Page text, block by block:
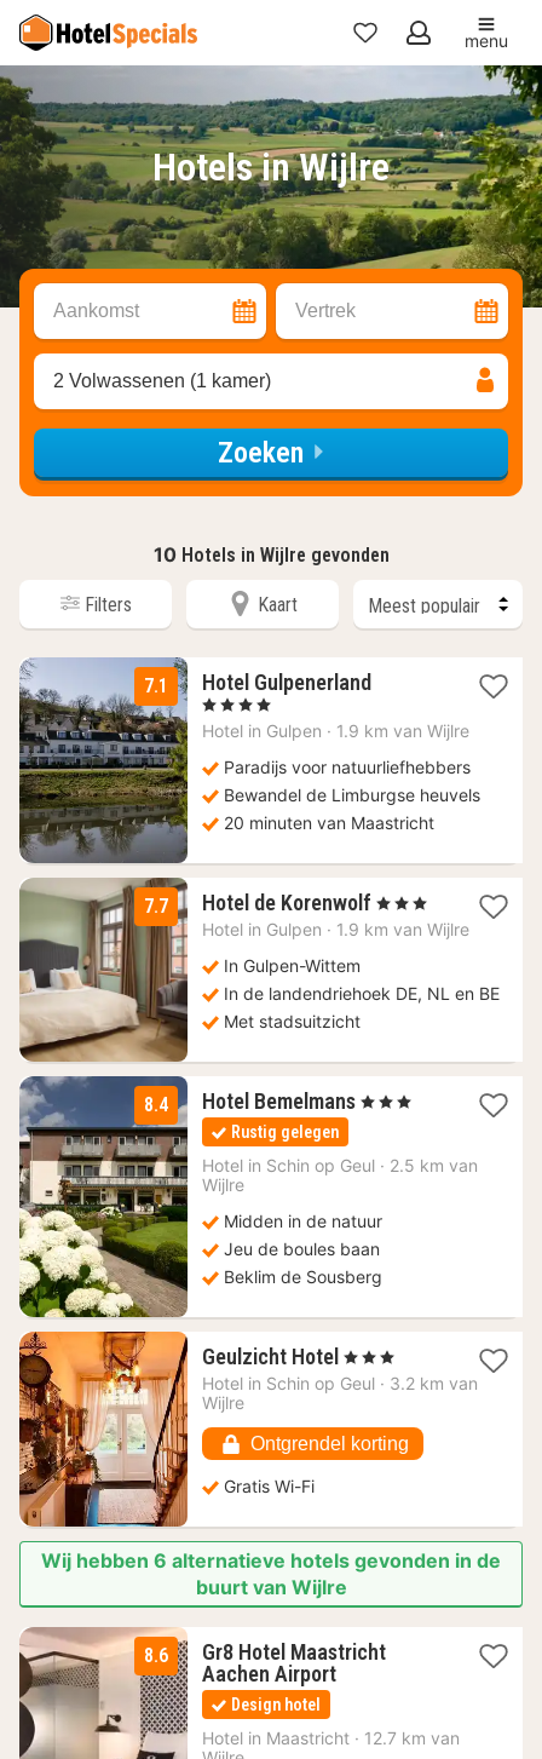
Mijn
favorieten
menu
Hotels in Wijlre
Aankomst Vertrek
2 Volwassenen (1 kamer)
Zoeken
10 Hotels in Wijlre gevonden
Filters Kaart
7.1 Hotel Gulpenerland1
vanaf
€
, 4 Sterren
Hotel in Gulpen · 1.9 km van Wijlre
Paradijs voor natuurliefhebbers
Bewandel de Limburgse heuvels
20 minuten van Maastricht
7.7 Hotel de Korenwolf 1
nacht
€
, 3 Sterren
Hotel in Gulpen · 1.9 km van Wijlre
In Gulpen-Wittem
In de landendriehoek DE, NL en BE
Met stadsuitzicht
8.4 Hotel Bemelmans 1
89
, 3 Sterren
Rustig gelegen
Hotel in Schin op Geul · 2.5 km van
Wijlre
Midden in de natuur
Jeu de boules baan
Beklim de Sousberg
Geulzicht Hotel 1
nacht
€
, 3 Sterren
Hotel in Schin op Geul · 3.2 km van
Wijlre
Ontgrendel korting
Gratis Wi-Fi
Wij hebben 6 alternatieve hotels gevonden in de
buurt van Wijlre
8.6
Gr8 Hotel Maastricht
Aachen Airport1
105
Design hotel
Hotel in Maastricht · 12.7 km van